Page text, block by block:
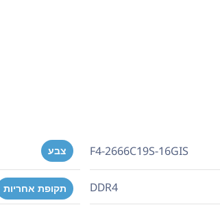
F4-2666C19S-16GIS
DDR4
צבע
תקופת אחריות